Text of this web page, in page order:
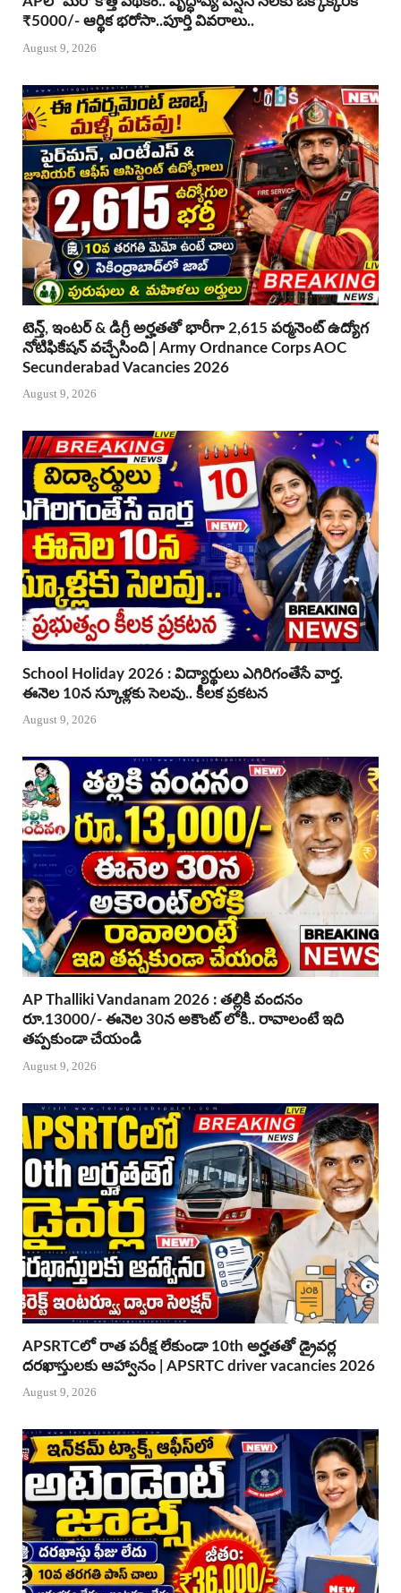
₹5000/- ఆర్థిక భరోసా..పూర్తి వివరాలు..
August 9, 2026
టెన్త్, ఇంటర్ & డిగ్రీ అర్హతతో భారీగా 2,615 పర్మనెంట్ ఉద్యోగ
నోటిఫికేషన్ వచ్చేసింది | Army Ordnance Corps AOC
Secunderabad Vacancies 2026
August 9, 2026
School Holiday 2026 : విద్యార్థులు ఎగిరిగంతేసే వార్త.
ఈనెల 10న స్కూళ్లకు సెలవు.. కీలక ప్రకటన
August 9, 2026
AP Thalliki Vandanam 2026 : తల్లికి వందనం
రూ.13000/- ఈనెల 30న అకౌంట్ లోకి.. రావాలంటే ఇది
తప్పకుండా చేయండి
August 9, 2026
APSRTCలో రాత పరీక్ష లేకుండా 10th అర్హతతో డ్రైవర్ల
దరఖాస్తులకు ఆహ్వానం | APSRTC driver vacancies 2026
August 9, 2026